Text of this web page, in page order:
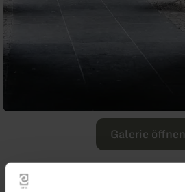
Galerie öffnen